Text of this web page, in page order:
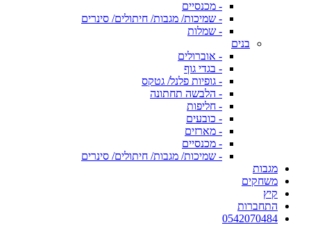
- מכנסיים
- שמיכות/ מגבות/ חיתולים/ סינרים
- שמלות
בנים
- אוברולים
- בגדי גוף
- גופיות פלנל/ גטקס
- הלבשה תחתונה
- חליפות
- כובעים
- מארזים
- מכנסיים
- שמיכות/ מגבות/ חיתולים/ סינרים
מגבות
משחקים
קיץ
התחברות
0542070484